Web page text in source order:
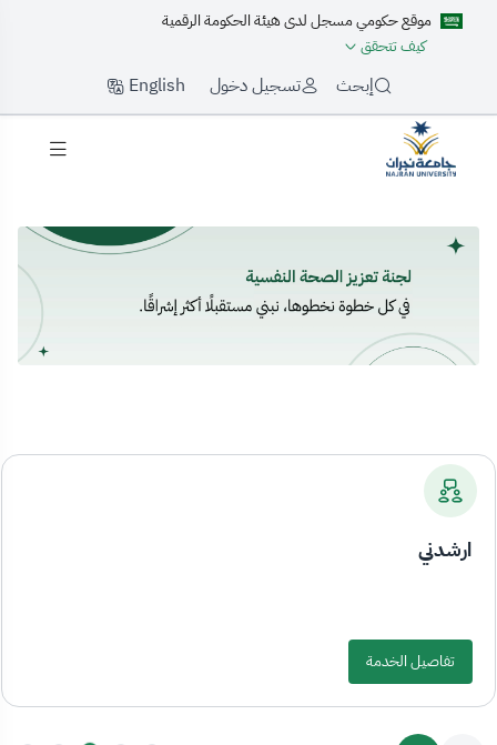
موقع حكومي مسجل لدى هيئة الحكومة الرقمية
كيف تتحقق
إبحث تسجيل دخول English
الرئيسية
ارشدني
تفاصيل الخدمة